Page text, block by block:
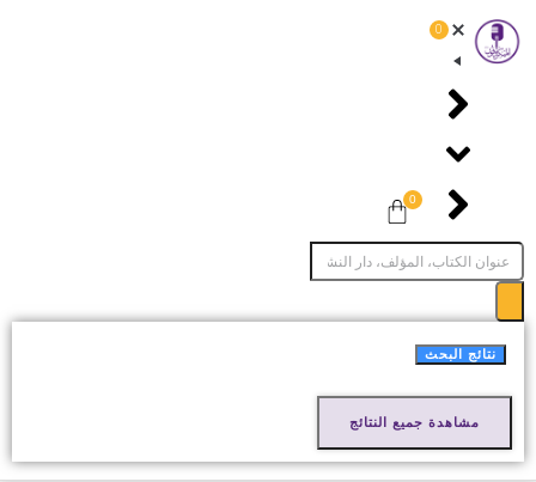
0
0
نتائج البحث
مشاهدة جميع النتائج